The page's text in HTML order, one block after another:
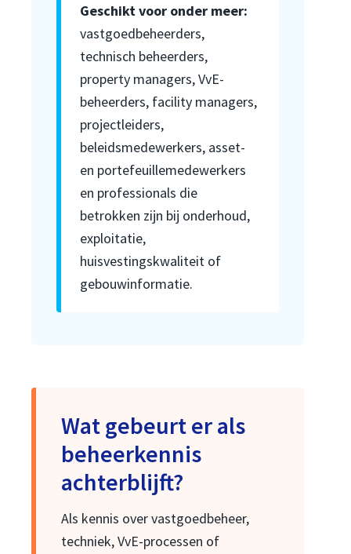
Geschikt voor onder meer:
vastgoedbeheerders,
technisch beheerders,
property managers, VvE-
beheerders, facility managers,
projectleiders,
beleidsmedewerkers, asset-
en portefeuillemedewerkers
en professionals die
betrokken zijn bij onderhoud,
exploitatie,
huisvestingskwaliteit of
gebouwinformatie.
Wat gebeurt er als
beheerkennis
achterblijft?
Als kennis over vastgoedbeheer,
techniek, VvE-processen of